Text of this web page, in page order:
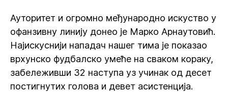
Ауторитет и огромно међународно искуство у
офанзивну линију донео је Марко Арнаутовић.
Најискуснији нападач нашег тима је показао
врхунско фудбалско умеће на сваком кораку,
забележивши 32 наступа уз учинак од десет
постигнутих голова и девет асистенција.